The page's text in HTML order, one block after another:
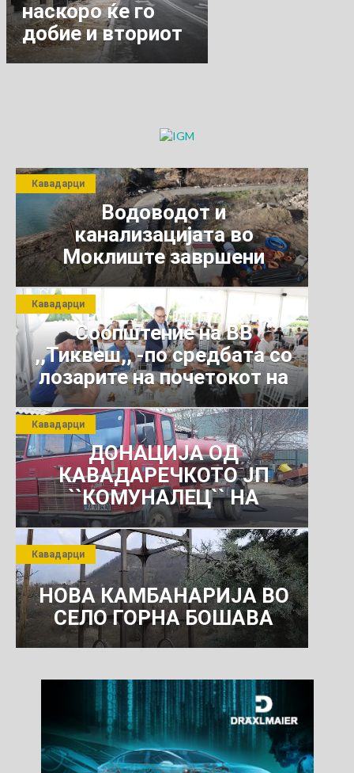
наскоро ќе го
добие и вториот
тротоар.
Водоводот и
канализацијата во
Моклиште завршени
Кавадарци
Соопштение на ВВ
,,Тиквеш,, -по средбата со
лозарите на почетокот на
јули 2026 г.
Кавадарци
ДОНАЦИЈА ОД
КАВАДАРЕЧКОТО ЈП
``КОМУНАЛЕЦ`` НА
РОСОМАНСКОТО ЈАВНО
ПРЕТПРИЈАТИЕ ЗА
КОМУНАЛНО УСЛУГИ
Кавадарци
НОВА КАМБАНАРИЈА ВО
СЕЛО ГОРНА БОШАВА
Кавадарци